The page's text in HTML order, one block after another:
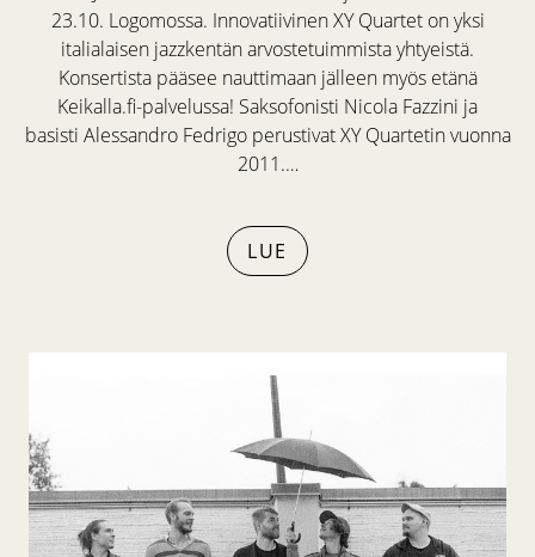
23.10. Logomossa. Innovatiivinen XY Quartet on yksi
italialaisen jazzkentän arvostetuimmista yhtyeistä.
Konsertista pääsee nauttimaan jälleen myös etänä
Keikalla.fi-palvelussa! Saksofonisti Nicola Fazzini ja
basisti Alessandro Fedrigo perustivat XY Quartetin vuonna
2011.…
LUE